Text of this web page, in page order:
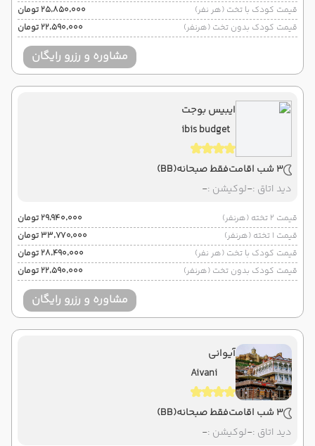
قیمت کودک با تخت (هر نفر)
۲۵٬۸۵۰٬۰۰۰ تومان
قیمت کودک بدون تخت (هرنفر)
۲۲٬۵۹۰٬۰۰۰ تومان
مشاوره و رزرو رایگان
ایبیس بوجت
ibis budget
3 شب اقامت فقط صبحانه(BB)
دید اتاق :-لوکیشن :-
قیمت 2 تخته (هرنفر)
۲۹٬۹۴۰٬۰۰۰ تومان
قیمت 1 تخته (هرنفر)
۳۳٬۷۷۰٬۰۰۰ تومان
قیمت کودک با تخت (هر نفر)
۲۸٬۴۹۰٬۰۰۰ تومان
قیمت کودک بدون تخت (هرنفر)
۲۲٬۵۹۰٬۰۰۰ تومان
مشاوره و رزرو رایگان
آیوانی
Aivani
3 شب اقامت فقط صبحانه(BB)
دید اتاق :-لوکیشن :-